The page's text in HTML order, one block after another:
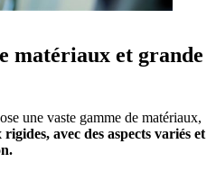
matériaux et grande
une vaste gamme de matériaux,
avec des aspects variés et